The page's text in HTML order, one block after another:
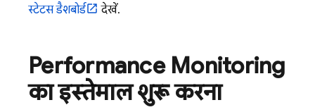
स्टेटस डैशबोर्ड
देखें.
Performance Monitoring
का इस्तेमाल शुरू करना